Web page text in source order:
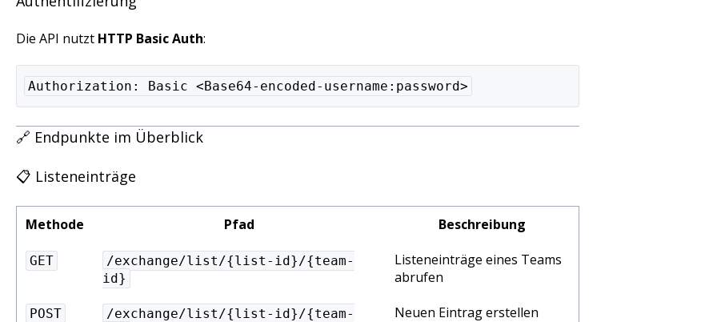
Die API nutzt HTTP Basic Auth:
Authorization: Basic <Base64-encoded-username:password>
🔗 Endpunkte im Überblick
📋 Listeneinträge
Methode Pfad Beschreibung
GET
/exchange/list/{list-id}/{team-
id}
Listeneinträge eines Teams
abrufen
POST
/exchange/list/{list-id}/{team-
Neuen Eintrag erstellen